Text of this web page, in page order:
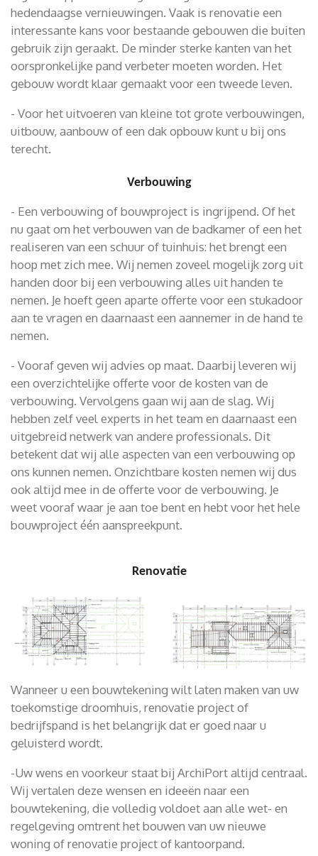
hedendaagse vernieuwingen. Vaak is renovatie een
interessante kans voor bestaande gebouwen die buiten
gebruik zijn geraakt. De minder sterke kanten van het
oorspronkelijke pand verbeter moeten worden. Het
gebouw wordt klaar gemaakt voor een tweede leven.
- Voor het uitvoeren van kleine tot grote verbouwingen,
uitbouw, aanbouw of een dak opbouw kunt u bij ons
terecht.
Verbouwing
- Een verbouwing of bouwproject is ingrijpend. Of het
nu gaat om het verbouwen van de badkamer of een het
realiseren van een schuur of tuinhuis: het brengt een
hoop met zich mee. Wij nemen zoveel mogelijk zorg uit
handen door bij een verbouwing alles uit handen te
nemen. Je hoeft geen aparte offerte voor een stukadoor
aan te vragen en daarnaast een aannemer in de hand te
nemen.
- Vooraf geven wij advies op maat. Daarbij leveren wij
een overzichtelijke offerte voor de kosten van de
verbouwing. Vervolgens gaan wij aan de slag. Wij
hebben zelf veel experts in het team en daarnaast een
uitgebreid netwerk van andere professionals. Dit
betekent dat wij alle aspecten van een verbouwing op
ons kunnen nemen. Onzichtbare kosten nemen wij dus
ook altijd mee in de offerte voor de verbouwing. Je
weet vooraf waar je aan toe bent en hebt voor het hele
bouwproject één aanspreekpunt.
Renovatie
Wanneer u een bouwtekening wilt laten maken van uw
toekomstige droomhuis, renovatie project of
bedrijfspand is het belangrijk dat er goed naar u
geluisterd wordt.
-Uw wens en voorkeur staat bij ArchiPort altijd centraal.
Wij vertalen deze wensen en ideeën naar een
bouwtekening, die volledig voldoet aan alle wet- en
regelgeving omtrent het bouwen van uw nieuwe
woning of renovatie project of kantoorpand.